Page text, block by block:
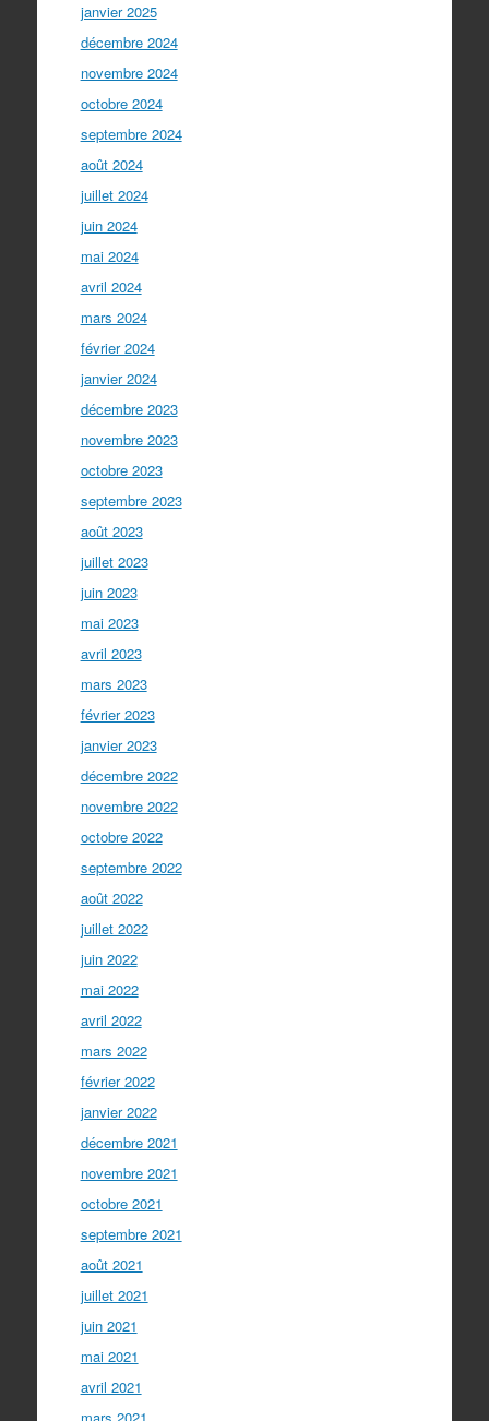
janvier 2025
décembre 2024
novembre 2024
octobre 2024
septembre 2024
août 2024
juillet 2024
juin 2024
mai 2024
avril 2024
mars 2024
février 2024
janvier 2024
décembre 2023
novembre 2023
octobre 2023
septembre 2023
août 2023
juillet 2023
juin 2023
mai 2023
avril 2023
mars 2023
février 2023
janvier 2023
décembre 2022
novembre 2022
octobre 2022
septembre 2022
août 2022
juillet 2022
juin 2022
mai 2022
avril 2022
mars 2022
février 2022
janvier 2022
décembre 2021
novembre 2021
octobre 2021
septembre 2021
août 2021
juillet 2021
juin 2021
mai 2021
avril 2021